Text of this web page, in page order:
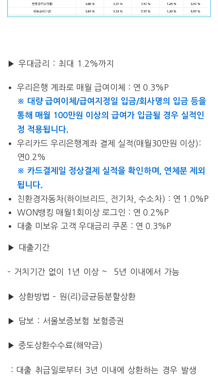
▶ 우대금리 : 최대 1.2%까지
우리은행 계좌로 매월 급여이체 : 연 0.3%P
※ 대량 급여이체/급여지정일 입금/회사명의 입금 등을
통해 매월 100만원 이상의 급여가 입금될 경우 실적인
정 적용됩니다.
우리카드 우리은행계좌 결제 실적(매월30만원 이상):
연0.2%
※ 카드결제일 정상결제 실적을 확인하며, 연체분 제외
됩니다.
친환경자동차(하이브리드, 전기차, 수소차) : 연 1.0%P
WON뱅킹 매월1회이상 로그인 : 연 0.2%P
대출 미보유 고객 우대금리 쿠폰 : 연 0.3%P
▶ 대출기간
– 거치기간 없이 1년 이상 ~ 5년 이내에서 가능
▶ 상환방법 – 원(리)금균등분할상환
▶ 담보 : 서울보증보험 보험증권
▶ 중도상환수수료(해약금)
: 대출 취급일로부터 3년 이내에 상환하는 경우 발생